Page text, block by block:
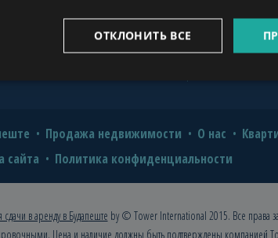
Продажа недвижимости О нас
сайта
Политика конфиденциальности
в аренду в Будапеште by © Tower International 2015. Все права
Цена и наличие должны быть подтверждены компанией
ОТКЛОНИТЬ ВСЕ